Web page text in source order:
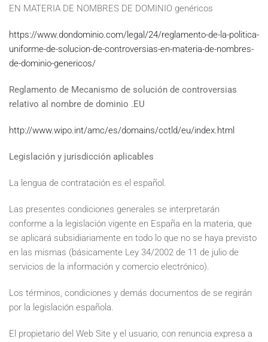
EN MATERIA DE NOMBRES DE DOMINIO genéricos
https://www.dondominio.com/legal/24/reglamento-de-la-politica-
uniforme-de-solucion-de-controversias-en-materia-de-nombres-
de-dominio-genericos/
Reglamento de Mecanismo de solución de controversias
relativo al nombre de dominio .EU
http://www.wipo.int/amc/es/domains/cctld/eu/index.html
Legislación y jurisdicción aplicables
La lengua de contratación es el español.
Las presentes condiciones generales se interpretarán
conforme a la legislación vigente en España en la materia, que
se aplicará subsidiariamente en todo lo que no se haya previsto
en las mismas (básicamente Ley 34/2002 de 11 de julio de
servicios de la información y comercio electrónico).
Los términos, condiciones y demás documentos de se regirán
por la legislación española.
El propietario del Web Site y el usuario, con renuncia expresa a